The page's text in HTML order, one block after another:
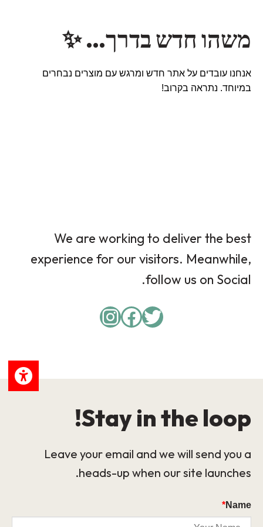
משהו חדש בדרך… ✨
אנחנו עובדים על אתר חדש ומרגש עם מוצרים נבחרים
במיוחד. נתראה בקרוב!
We are working to deliver the best
experience for our visitors. Meanwhile,
follow us on Social.
Twitter
Facebook
Instagram
Stay in the loop!
Leave your email and we will send you a
heads-up when our site launches.
Name
*